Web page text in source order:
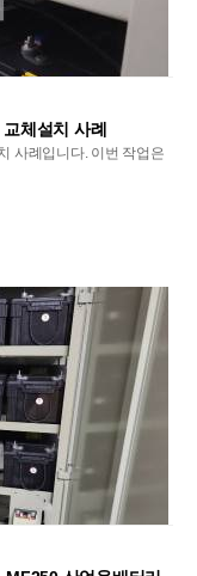
체설치 사례
사례입니다. 이번 작업은